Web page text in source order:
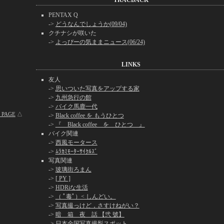
PAGE △
PENTAX Q
-> どうなんでしょうか(09/04)
クチナシが咲いた
-> よっぴーの気ままニュース(06/24)
LINKS
友人
-> 思いついた写真をアップする家
-> 九州急行の館
-> バイク馬鹿一代
-> Black coffee を もうひとつ
->
『 Black coffee を ひとつ 』
バイク関連
-> 西風モータース
-> ﾑﾗｶﾐﾓｰﾀｰｻｲｸﾙｽﾞ
写真関連
-> 玻璃街ろまん
-> [ PY ]
-> HDRiな生活
->
（ ﾟ毒ﾟ）< しんどい。
-> 写真撮っけど，さすけねがい？
-> 暗 箱 夜 話 【弐 號】